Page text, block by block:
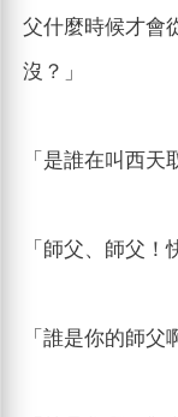
父什麼時候才會
沒？」
「是誰在叫西天
「師父、師父！
「誰是你的師父